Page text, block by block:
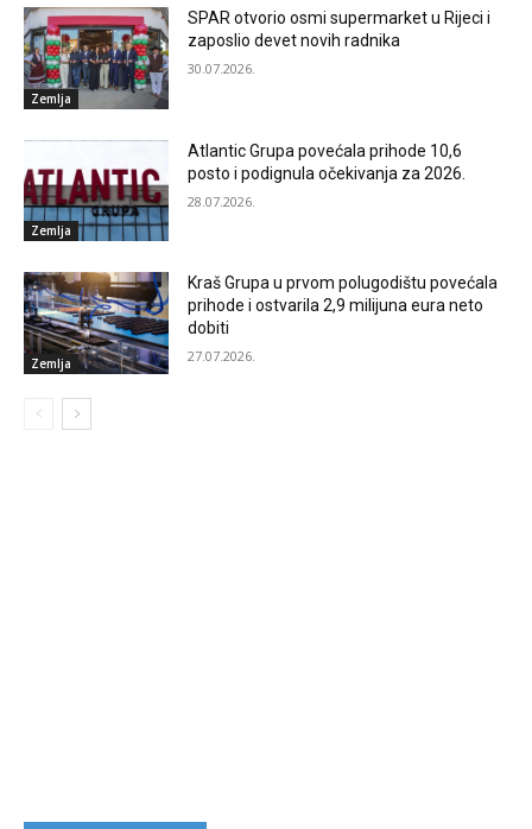
Zemlja
SPAR otvorio osmi supermarket u Rijeci i
zaposlio devet novih radnika
30.07.2026.
Zemlja
Atlantic Grupa povećala prihode 10,6
posto i podignula očekivanja za 2026.
28.07.2026.
Zemlja
Kraš Grupa u prvom polugodištu povećala
prihode i ostvarila 2,9 milijuna eura neto
dobiti
27.07.2026.